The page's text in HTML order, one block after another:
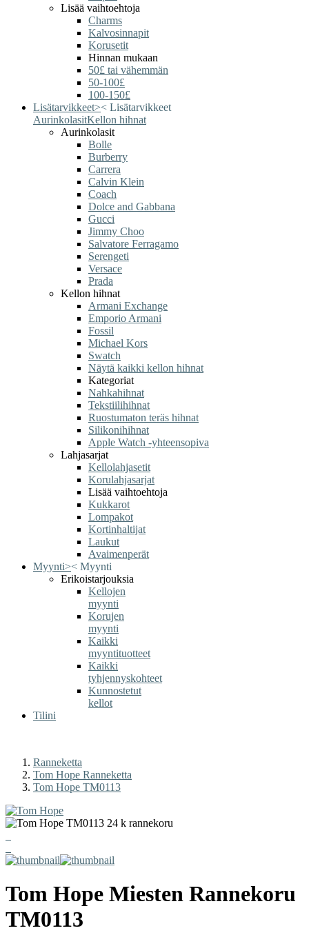
Lisää vaihtoehtoja
Charms
Kalvosinnapit
Korusetit
Hinnan mukaan
50£ tai vähemmän
50-100£
100-150£
Lisätarvikkeet>< Lisätarvikkeet
AurinkolasitKellon hihnat
Aurinkolasit
Bolle
Burberry
Carrera
Calvin Klein
Coach
Dolce and Gabbana
Gucci
Jimmy Choo
Salvatore Ferragamo
Serengeti
Versace
Prada
Kellon hihnat
Armani Exchange
Emporio Armani
Fossil
Michael Kors
Swatch
Näytä kaikki kellon hihnat
Kategoriat
Nahkahihnat
Tekstiilihihnat
Ruostumaton teräs hihnat
Silikonihihnat
Apple Watch -yhteensopiva
Lahjasarjat
Kellolahjasetit
Korulahjasarjat
Lisää vaihtoehtoja
Kukkarot
Lompakot
Kortinhaltijat
Laukut
Avaimenperät
Myynti>< Myynti
Erikoistarjouksia
Kellojen
myynti
Korujen
myynti
Kaikki
myyntituotteet
Kaikki
tyhjennyskohteet
Kunnostetut
kellot
Tilini
Ranneketta
Tom Hope Ranneketta
Tom Hope TM0113
Tom Hope Miesten Rannekoru
TM0113